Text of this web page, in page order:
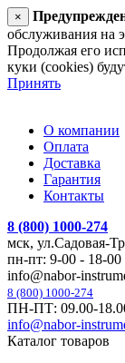
×
обслуживания на
Продолжая его
куки (cookies)
Принять
О компании
Оплата
Доставка
Гарантия
Контакты
8 (800) 1000-274
мск, ул.Садовая-
пн-пт: 9-00 - 18-00
info@nabor-
8 (800) 1000-274
ПН-ПТ: 09.00-
info@nabor-
Каталог товаров